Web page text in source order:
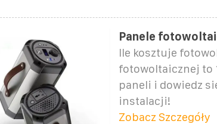
Panele
Ile kosztuje
fotowoltaicznej to
paneli i dowiedz
instalacji!
Zobacz Szczegóły